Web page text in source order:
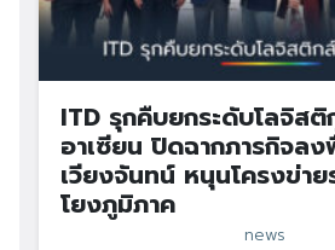
ITD รุกคืบยกระดับโลจิสติ
อาเซียน ปิดฉากภารกิจล
เวียงจันทน์ หนุนโครงข่าย
โยงภูมิภาค
news